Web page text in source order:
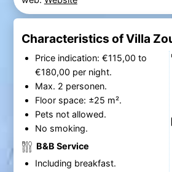
Characteristics of Villa
Price indication: €115,00 to
€180,00 per night.
Max. 2 personen.
Floor space: ±25 m².
Pets not allowed.
No smoking.
B&B Service
Including breakfast.